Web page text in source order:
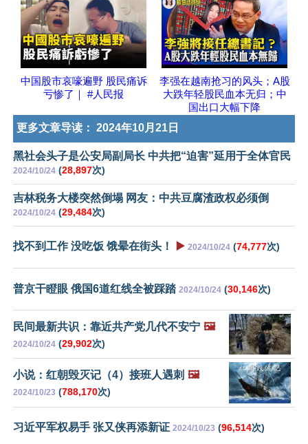
中国股市哀嚎遍野 股民痛诉
亏惨了｜ #人民报
李强在越南抢习的风头；A股
大跌年轻股民血本无归；中
国出口大幅下降
更多文章导读： 2024年10月21日
黑社会头子是公安局副局长 中共把“迫害”延用于全体官民
2024/10/24 (28,897次)
吉林税务大楼突然倒塌 网友：中共豆腐渣政权必须倒
2024/10/24 (29,484次)
找不到工作 没吃饭 饿晕在街头！ ▶️ 2024/10/24 (74,777次)
普京干瞪眼 俄国6道红线全被踩踏 2024/10/24 (30,146次)
民间最新共识：靠近共产党几代不安宁 🖼️
2024/10/24 (29,902次)
小说：红朝毁灭记（4）接班人遇刺 🖼️
2024/10/23 (788,170次)
习近平军权易手 张又侠再添新证 2024/10/23 (96,514次)